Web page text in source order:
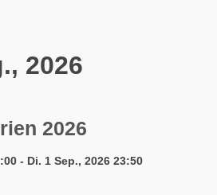
2026
2026
- Di. 1 Sep., 2026 23:50